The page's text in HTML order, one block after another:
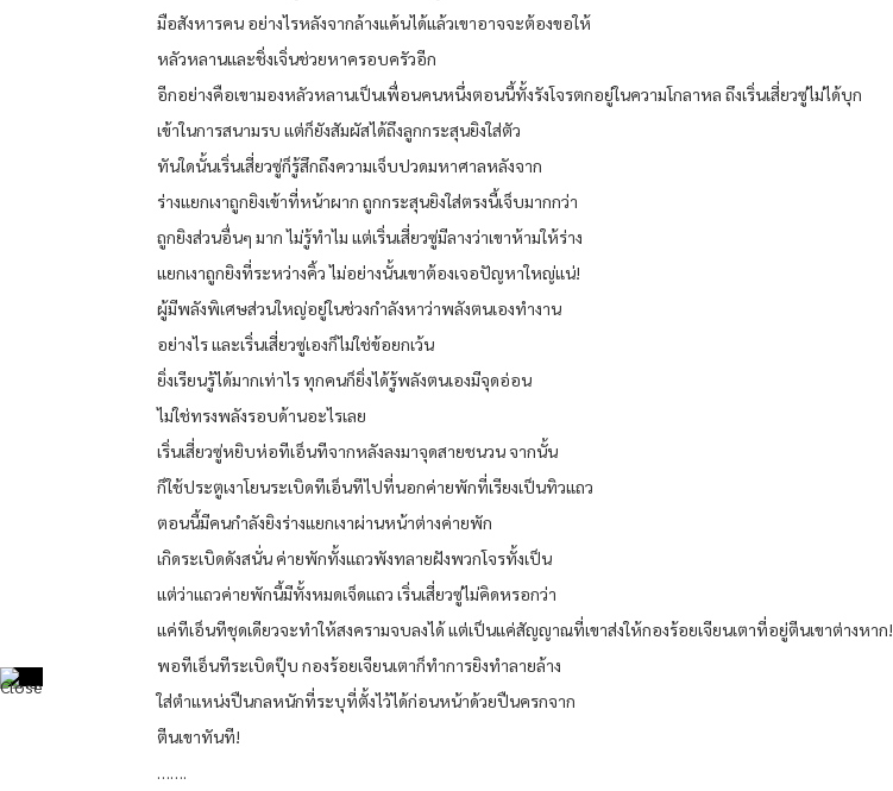
มือสังหารคน อย่างไรหลังจากล้างแค้นได้แล้วเขาอาจจะต้องขอให้
หลัวหลานและชิ่งเจิ่นช่วยหาครอบครัวอีก
อีกอย่างคือเขามองหลัวหลานเป็นเพื่อนคนหนึ่งตอนนี้ทั้งรังโจรตกอยู่ในความโกลาหล ถึงเริ่นเสี่ยวซู่ไม่ได้บุก
เข้าในการสนามรบ แต่ก็ยังสัมผัสได้ถึงลูกกระสุนยิงใส่ตัว
ทันใดนั้นเริ่นเสี่ยวซู่ก็รู้สึกถึงความเจ็บปวดมหาศาลหลังจาก
ร่างแยกเงาถูกยิงเข้าที่หน้าผาก ถูกกระสุนยิงใส่ตรงนี้เจ็บมากกว่า
ถูกยิงส่วนอื่นๆ มาก ไม่รู้ทำไม แต่เริ่นเสี่ยวซู่มีลางว่าเขาห้ามให้ร่าง
แยกเงาถูกยิงที่ระหว่างคิ้ว ไม่อย่างนั้นเขาต้องเจอปัญหาใหญ่แน่!
ผู้มีพลังพิเศษส่วนใหญ่อยู่ในช่วงกำลังหาว่าพลังตนเองทำงาน
อย่างไร และเริ่นเสี่ยวซู่เองก็ไม่ใช่ข้อยกเว้น
ยิ่งเรียนรู้ได้มากเท่าไร ทุกคนก็ยิ่งได้รู้พลังตนเองมีจุดอ่อน
ไม่ใช่ทรงพลังรอบด้านอะไรเลย
เริ่นเสี่ยวซู่หยิบห่อทีเอ็นทีจากหลังลงมาจุดสายชนวน จากนั้น
ก็ใช้ประตูเงาโยนระเบิดทีเอ็นทีไปที่นอกค่ายพักที่เรียงเป็นทิวแถว
ตอนนี้มีคนกำลังยิงร่างแยกเงาผ่านหน้าต่างค่ายพัก
เกิดระเบิดดังสนั่น ค่ายพักทั้งแถวพังทลายฝังพวกโจรทั้งเป็น
แต่ว่าแถวค่ายพักนี้มีทั้งหมดเจ็ดแถว เริ่นเสี่ยวซู่ไม่คิดหรอกว่า
แค่ทีเอ็นทีชุดเดียวจะทำให้สงครามจบลงได้ แต่เป็นแค่สัญญาณที่เขาส่งให้กองร้อยเจียนเตาที่อยู่ตีนเขาต่างหาก!
พอทีเอ็นทีระเบิดปุ๊บ กองร้อยเจียนเตาก็ทำการยิงทำลายล้าง
ใส่ตำแหน่งปืนกลหนักที่ระบุที่ตั้งไว้ได้ก่อนหน้าด้วยปืนครกจาก
ตีนเขาทันที!
…….